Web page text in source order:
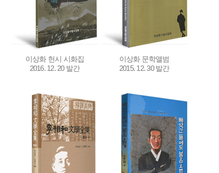
이상화 헌시 시화집
2016. 12. 20 발간
이상화 문학앨범
2015. 12. 30 발간